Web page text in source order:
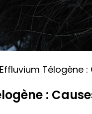
Effluvium Télogène
: